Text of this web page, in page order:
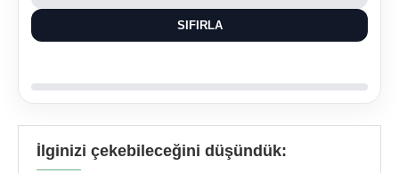
SIFIRLA
İlginizi çekebileceğini düşündük: